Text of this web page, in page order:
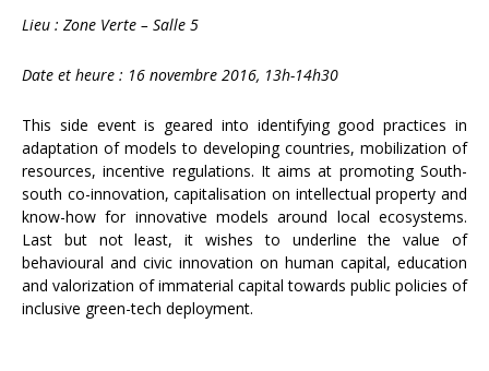
Lieu : Zone Verte – Salle 5
Date et heure : 16 novembre 2016, 13h-14h30
This side event is geared into identifying good practices in
adaptation of models to developing countries, mobilization of
resources, incentive regulations. It aims at promoting South-
south co-innovation, capitalisation on intellectual property and
know-how for innovative models around local ecosystems.
Last but not least, it wishes to underline the value of
behavioural and civic innovation on human capital, education
and valorization of immaterial capital towards public policies of
inclusive green-tech deployment.